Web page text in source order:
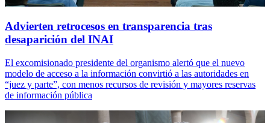
Advierten retrocesos en transparencia tras
desaparición del INAI
El excomisionado presidente del organismo alertó que el nuevo
modelo de acceso a la información convirtió a las autoridades en
“juez y parte”, con menos recursos de revisión y mayores reservas
de información pública